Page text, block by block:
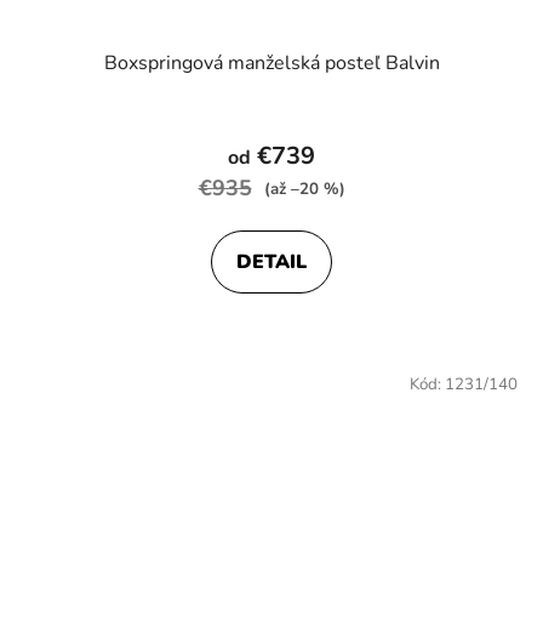
Boxspringová manželská posteľ Balvin
hodnotenie
produktu
z
od €739
€935 (až –20 %)
DETAIL
Kód: 1231/140